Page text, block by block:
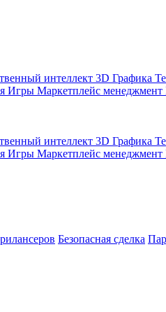
интеллект 3D Графика
Игры Маркетплейс менеджмент
интеллект 3D Графика
Игры Маркетплейс менеджмент
Безопасная сделка